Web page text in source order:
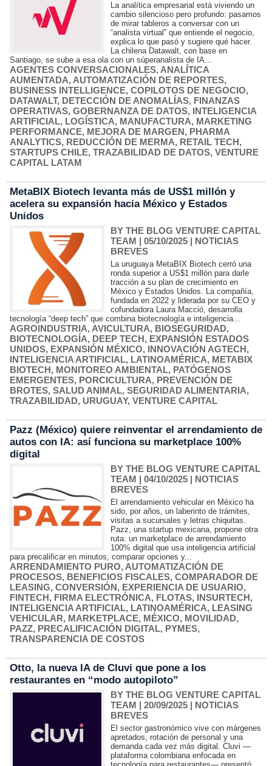
La analítica empresarial está viviendo un
cambio silencioso pero profundo: pasamos
de mirar tableros a conversar con un
“analista virtual” que entiende el negocio,
explica lo que pasó y sugiere qué hacer.
La chilena Datawalt, con base en
Santiago, se sube a esa ola con un súperanalista de IA...
AGENTES CONVERSACIONALES, ANALÍTICA
AUMENTADA, AUTOMATIZACIÓN DE REPORTES,
BUSINESS INTELLIGENCE, COPILOTOS DE NEGOCIO,
DATAWALT, DETECCIÓN DE ANOMALÍAS, FINANZAS
OPERATIVAS, GOBERNANZA DE DATOS, INTELIGENCIA
ARTIFICIAL, LOGÍSTICA, MANUFACTURA, MARKETING
PERFORMANCE, MEJORA DE MARGEN, PHARMA
ANALYTICS, REDUCCIÓN DE MERMA, RETAIL TECH,
STARTUPS CHILE, TRAZABILIDAD DE DATOS, VENTURE
CAPITAL LATAM
MetaBIX Biotech levanta más de US$1 millón y
acelera su expansión hacia México y Estados
Unidos
BY THE BLOG VENTURE CAPITAL
TEAM | 05/10/2025 | NOTICIAS
BREVES
La uruguaya MetaBIX Biotech cerró una
ronda superior a US$1 millón para darle
tracción a su plan de crecimiento en
México y Estados Unidos. La compañía,
fundada en 2022 y liderada por su CEO y
cofundadora Laura Macció, desarrolla
tecnología “deep tech” que combina biotecnología e inteligencia...
AGROINDUSTRIA, AVICULTURA, BIOSEGURIDAD,
BIOTECNOLOGÍA, DEEP TECH, EXPANSIÓN ESTADOS
UNIDOS, EXPANSIÓN MÉXICO, INNOVACIÓN AGTECH,
INTELIGENCIA ARTIFICIAL, LATINOAMÉRICA, METABIX
BIOTECH, MONITOREO AMBIENTAL, PATÓGENOS
EMERGENTES, PORCICULTURA, PREVENCIÓN DE
BROTES, SALUD ANIMAL, SEGURIDAD ALIMENTARIA,
TRAZABILIDAD, URUGUAY, VENTURE CAPITAL
Pazz (México) quiere reinventar el arrendamiento de
autos con IA: así funciona su marketplace 100%
digital
BY THE BLOG VENTURE CAPITAL
TEAM | 04/10/2025 | NOTICIAS
BREVES
El arrendamiento vehicular en México ha
sido, por años, un laberinto de trámites,
visitas a sucursales y letras chiquitas.
Pazz, una startup mexicana, propone otra
ruta: un marketplace de arrendamiento
100% digital que usa inteligencia artificial
para precalificar en minutos, comparar opciones y...
ARRENDAMIENTO PURO, AUTOMATIZACIÓN DE
PROCESOS, BENEFICIOS FISCALES, COMPARADOR DE
LEASING, CONVERSIÓN, EXPERIENCIA DE USUARIO,
FINTECH, FIRMA ELECTRÓNICA, FLOTAS, INSURTECH,
INTELIGENCIA ARTIFICIAL, LATINOAMÉRICA, LEASING
VEHICULAR, MARKETPLACE, MÉXICO, MOVILIDAD,
PAZZ, PRECALIFICACIÓN DIGITAL, PYMES,
TRANSPARENCIA DE COSTOS
Otto, la nueva IA de Cluvi que pone a los
restaurantes en “modo autopiloto”
BY THE BLOG VENTURE CAPITAL
TEAM | 20/09/2025 | NOTICIAS
BREVES
El sector gastronómico vive con márgenes
apretados, rotación de personal y una
demanda cada vez más digital. Cluvi —
plataforma colombiana enfocada en